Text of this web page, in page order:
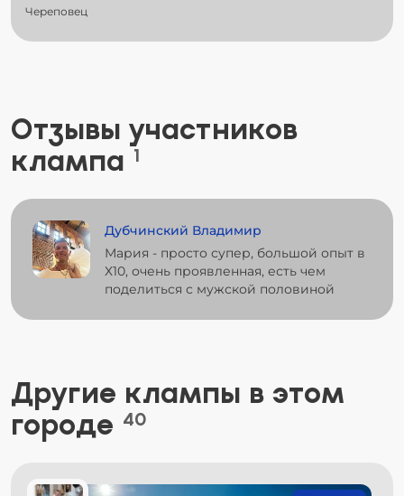
Череповец
Отзывы участников
клампа 1
Дубчинский Владимир
Мария - просто супер, большой опыт в
Х10, очень проявленная, есть чем
поделиться с мужской половиной
Другие клампы в этом
городе 40